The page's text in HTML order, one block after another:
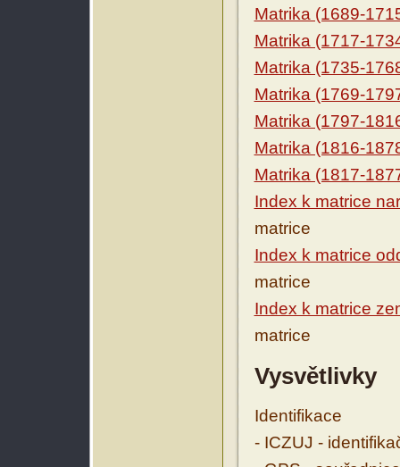
Matrika (1689-
Matrika (1717-
Matrika (1735-
Matrika (1769-
Matrika (1797-
Matrika (1816-
Matrika (1817-
Index k matrice
matrice
Index k matrice
matrice
Index k matrice
matrice
Vysvětlivky
Identifikace
- ICZUJ -